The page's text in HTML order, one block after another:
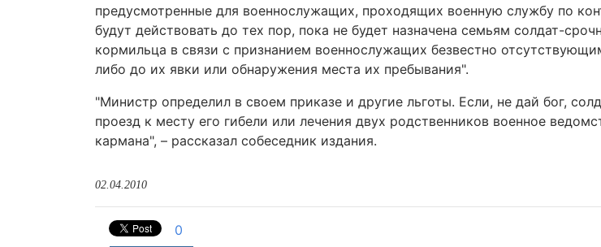
предусмотренные для военнослужащих, проходящих военную службу по
будут действовать до тех пор, пока не будет назначена семьям солдат-
кормильца в связи с признанием военнослужащих безвестно
либо до их явки или обнаружения места их пребывания".
"Министр определил в своем приказе и другие льготы. Если, не дай бог,
проезд к месту его гибели или лечения двух родственников военное
кармана", – рассказал собеседник издания.
02.04.2010
0